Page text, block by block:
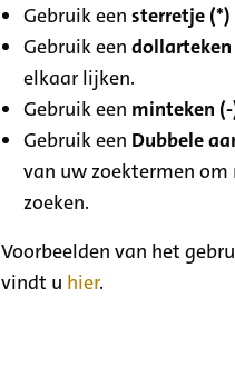
Gebruik eensterretje (*)
Gebruik eendollarteken
elkaar lijken.
Gebruik een minteken
Gebruik een Dubbele
van uw zoektermen
zoeken.
Voorbeelden van het
vindt u hier.